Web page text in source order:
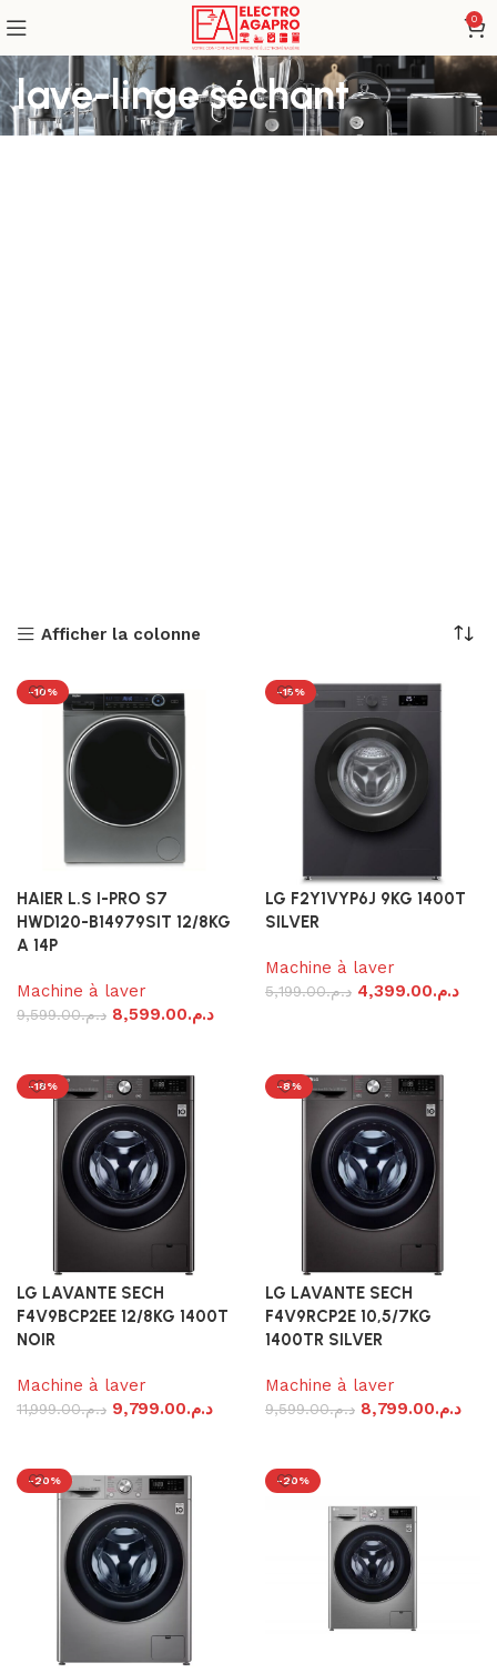
0
lave-linge séchant
Afficher la colonne
-10%
HAIER L.S I-PRO S7
HWD120-B14979SIT 12/8KG
A 14P
Machine à laver
د.م.9,599.00 د.م.8,599.00
-15%
LG F2Y1VYP6J 9KG 1400T
SILVER
Machine à laver
د.م.5,199.00 د.م.4,399.00
-18%
LG LAVANTE SECH
F4V9BCP2EE 12/8KG 1400T
NOIR
Machine à laver
د.م.11,999.00 د.م.9,799.00
-8%
LG LAVANTE SECH
F4V9RCP2E 10,5/7KG
1400TR SILVER
Machine à laver
د.م.9,599.00 د.م.8,799.00
-20% -20%